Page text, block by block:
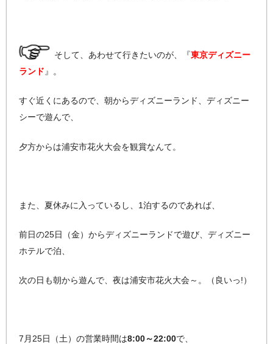
そして、あわせて行きたいのが、『東京ディズニー
ランド』。
すぐ近くにあるので、朝からディズニーランド、ディズニー
シーで遊んで、
夕方からは浦安市花火大会を観賞なんて。
また、夏休みに入っているし、1泊するのであれば、
前日の25日（金）からディズニーランドで遊び、ディズニー
ホテルで泊、
次の日も朝から遊んで、夜は浦安市花火大会～。（良いっ!）
7月25日（土）の営業時間は8:00～22:00で、